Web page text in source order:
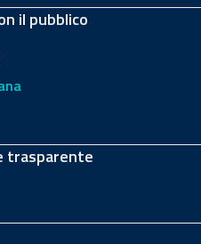
il pubblico
trasparente